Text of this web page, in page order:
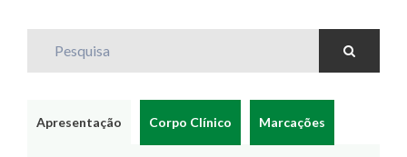
Apresentação Corpo Clínico Marcações